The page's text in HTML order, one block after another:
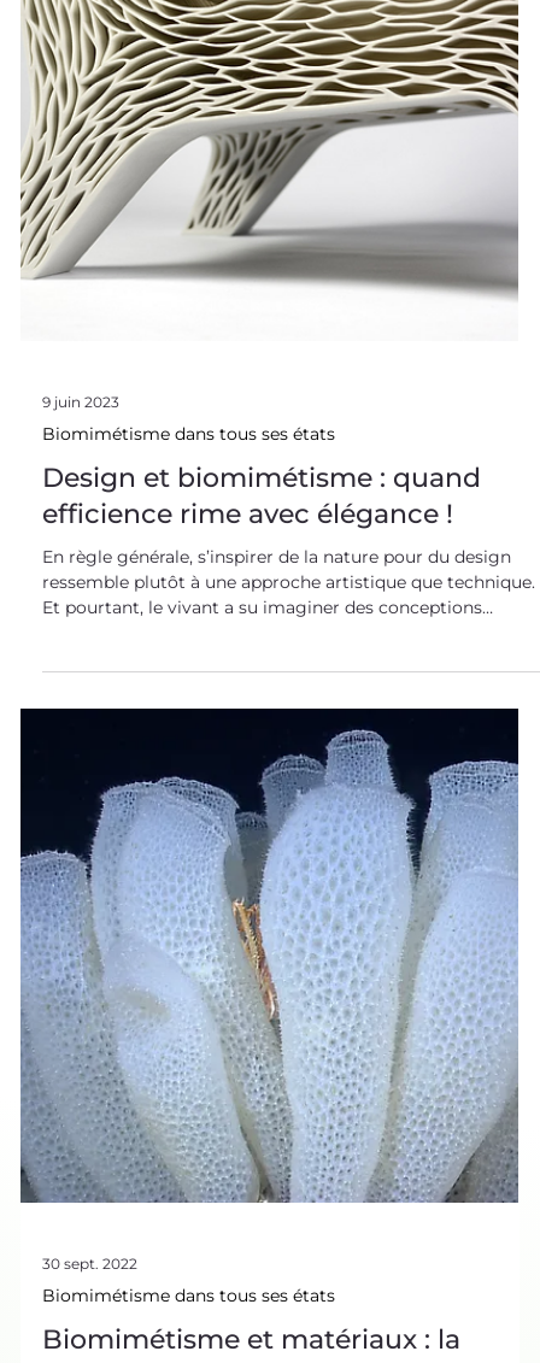
9 juin 2023
Biomimétisme dans tous ses états
Design et biomimétisme : quand
En règle générale, s’inspirer de la nature pour du design
sobres et efficaces qui peuvent largement inspirer le
design industriel ! Du design à la fonction, la nature en
pleines formes ! Le design biomimétique : une
combinaison structure-fonction épatante Nous avons
l’habitude de dire que le biomimétisme consiste à
s’inspirer du savoir-faire du vivant , développé à